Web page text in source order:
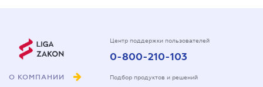
О КОМПАНИИ
Центр поддержки пользователей
0-800-210-103
Подбор продуктов и решений